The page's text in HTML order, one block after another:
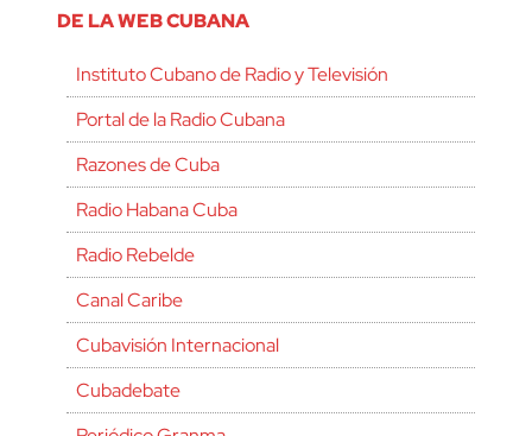
DE LA WEB CUBANA
Instituto Cubano de Radio y Televisión
Portal de la Radio Cubana
Razones de Cuba
Radio Habana Cuba
Radio Rebelde
Canal Caribe
Cubavisión Internacional
Cubadebate